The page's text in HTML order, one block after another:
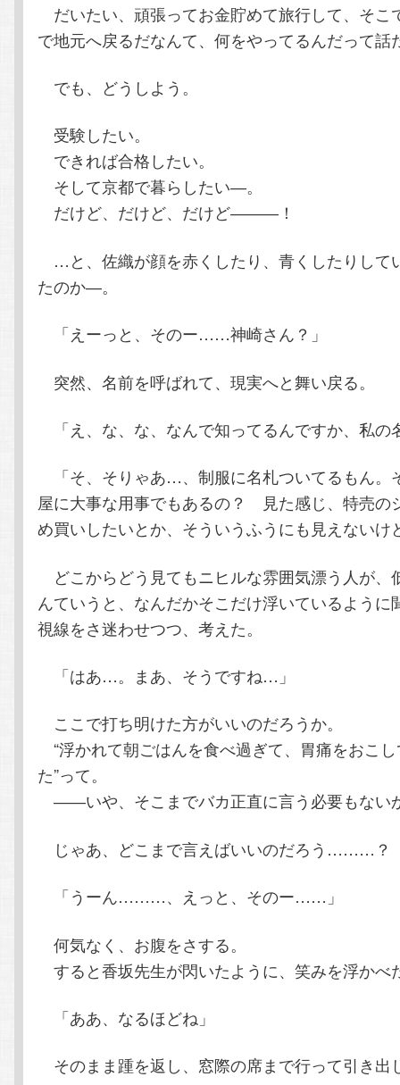
だいたい、頑張ってお金貯めて旅行して、そこ
で地元へ戻るだなんて、何をやってるんだって話
でも、どうしよう。
受験したい。
できれば合格したい。
そして京都で暮らしたい―。
だけど、だけど、だけど―――！
…と、佐織が顔を赤くしたり、青くしたりして
たのか―。
「えーっと、そのー……神崎さん？」
突然、名前を呼ばれて、現実へと舞い戻る。
「え、な、な、なんで知ってるんですか、私の
「そ、そりゃあ…、制服に名札ついてるもん。
屋に大事な用事でもあるの？ 見た感じ、特売の
め買いしたいとか、そういうふうにも見えないけ
どこからどう見てもニヒルな雰囲気漂う人が、
んていうと、なんだかそこだけ浮いているように
視線をさ迷わせつつ、考えた。
「はあ…。まあ、そうですね…」
ここで打ち明けた方がいいのだろうか。
“浮かれて朝ごはんを食べ過ぎて、胃痛をおこ
た”って。
――いや、そこまでバカ正直に言う必要もない
じゃあ、どこまで言えばいいのだろう………？
「うーん………、えっと、そのー……」
何気なく、お腹をさする。
すると香坂先生が閃いたように、笑みを浮かべ
「ああ、なるほどね」
そのまま踵を返し、窓際の席まで行って引き出